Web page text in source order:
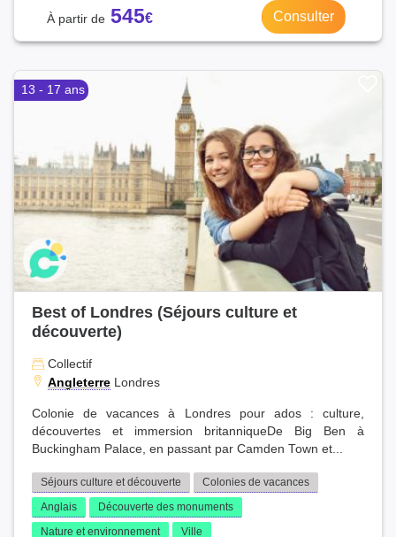
545 Consulter
13 - 17 ans
Best of Londres (Séjours culture et
découverte)
Collectif
Angleterre Londres
Colonie de vacances à Londres pour ados : culture,
découvertes et immersion britanniqueDe Big Ben à
Buckingham Palace, en passant par Camden Town et...
Séjours culture et découverte
Colonies de vacances
Anglais
Découverte des monuments
Nature et environnement
Ville